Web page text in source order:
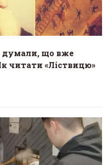
думали, що вже
читати «Ліствицю»